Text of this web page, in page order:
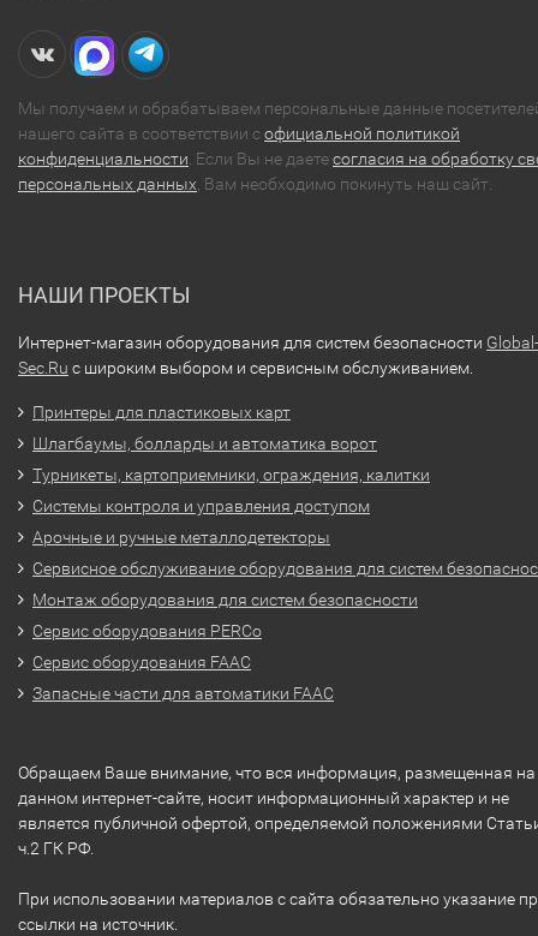
Мы получаем и обрабатываем персональные данные
нашего сайта в соответствии софициальной политикой
конфиденциальности . Если Вы не даетесогласия на обработку
персональных данных , Вам необходимо покинуть наш сайт.
НАШИ ПРОЕКТЫ
Интернет-магазин оборудования для систем безопасности Global-
Sec.Ru с широким выбором и сервисным обслуживанием.
Принтеры для пластиковых карт
Шлагбаумы, болларды и автоматика ворот
Турникеты, картоприемники, ограждения, калитки
Системы контроля и управления доступом
Арочные и ручные металлодетекторы
Сервисное обслуживание оборудования для систем
Монтаж оборудования для систем безопасности
Сервис оборудования PERCo
Сервис оборудования FAAC
Запасные части для автоматики FAAC
Обращаем Ваше внимание, что вся информация, размещенная на
данном интернет-сайте, носит информационный характер и не
является публичной офертой, определяемой положениями
ч.2 ГК РФ.
При использовании материалов с сайта обязательно указание
ссылки на источник.